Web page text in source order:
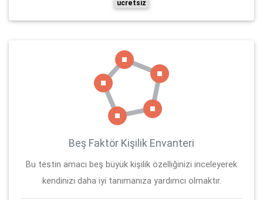
ucretsiz
Beş Faktör Kişilik Envanteri
Bu testin amacı beş büyük kişilik özelliğinizi inceleyerek
kendinizi daha iyi tanımanıza yardımcı olmaktır.